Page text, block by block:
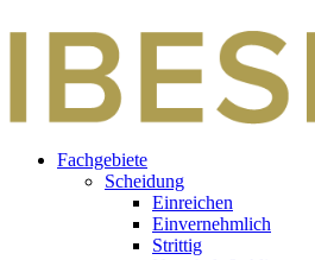
Fachgebiete
Scheidung
Einreichen
Einvernehmlich
Strittig